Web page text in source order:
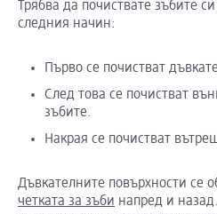
Трябва да почиствате зъбите
следния начин:
Първо се почистват
След това се почистват
зъбите.
Накрая се почистват
Дъвкателните повърхности се
четката за зъби напред и